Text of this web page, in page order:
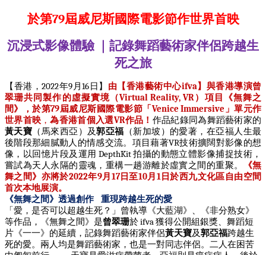
於第79屆威尼斯國際電影節作世界首映
沉浸式影像體驗
｜記錄舞蹈藝術家伴侶跨越生
死之旅
【香港， 2022年9 月 16 日】 由【香港藝術中心ifva 】與香港導演曾
翠珊共同製作的虛擬實境（Virtual Reality, VR）項目《無舞之
間》，於第79屆威尼斯國際電影節「 Venice Immersive 」單元作
世界首映 ，為香港首個入選VR作品！ 作品紀錄同為舞蹈藝術家的
黃天寶 （馬來西亞）及郭亞福 （新加坡）的愛著，在亞福人生最
後階段那細膩動人的情感交流。項目藉著VR技術擴闊對影像的想
像，以回憶片段及運用 DepthKit拍攝的動態立體影像捕捉技術，
嘗試為天人永隔的靈魂，重構一趟游離於虛實之間的重聚。
《無
舞之間》亦將於2022年9月 17日至10月 1 日於西九文化區自由空間
首次本地展演。
《無舞之間》透過創作
重現跨越生死的愛
「愛，是否可以超越生死？」曾執導《大藍湖》、《非分熟女》
等作品，《無舞之間》是曾翠珊於ifva獲得公開組銀獎、舞蹈短
片《一一》的延續，記錄舞蹈藝術家伴侶黃天寶及郭亞福跨越生
死的愛。兩人均是舞蹈藝術家，也是一對同志伴侶。二人在困苦